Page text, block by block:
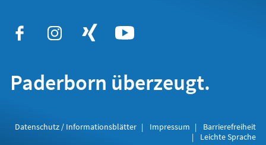
Paderborn überzeugt.
Datenschutz / Informationsblätter Impressum
Barrierefreiheit
Leichte Sprache